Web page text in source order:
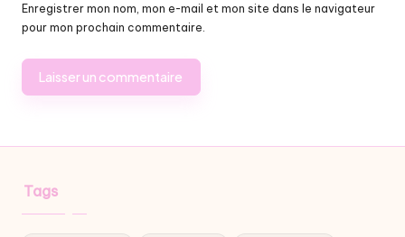
Enregistrer mon nom, mon e-mail et mon site dans le navigateur
pour mon prochain commentaire.
Tags